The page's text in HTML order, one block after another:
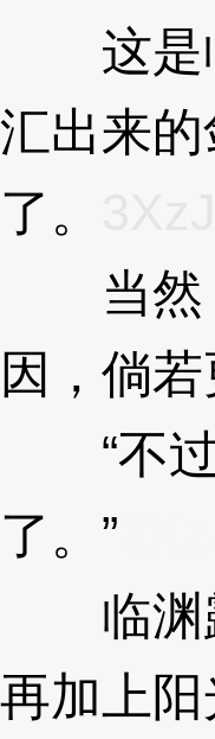
这是临
汇出来
了。
当然，
因，倘
“不过
了。”
临渊露
再加上